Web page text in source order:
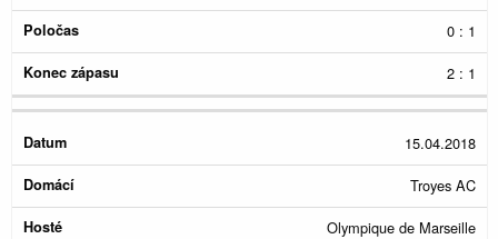
0 : 1
2 : 1
15.04.2018
Troyes AC
Olympique de Marseille